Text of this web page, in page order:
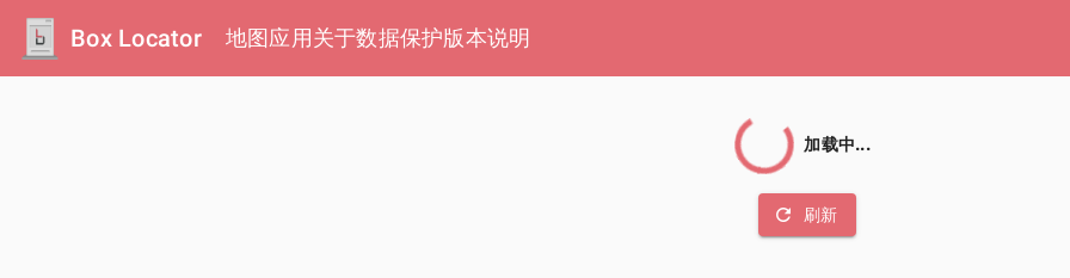
Box Locator 地图应用关于数据保护版本说明
加载中...
refresh 刷新